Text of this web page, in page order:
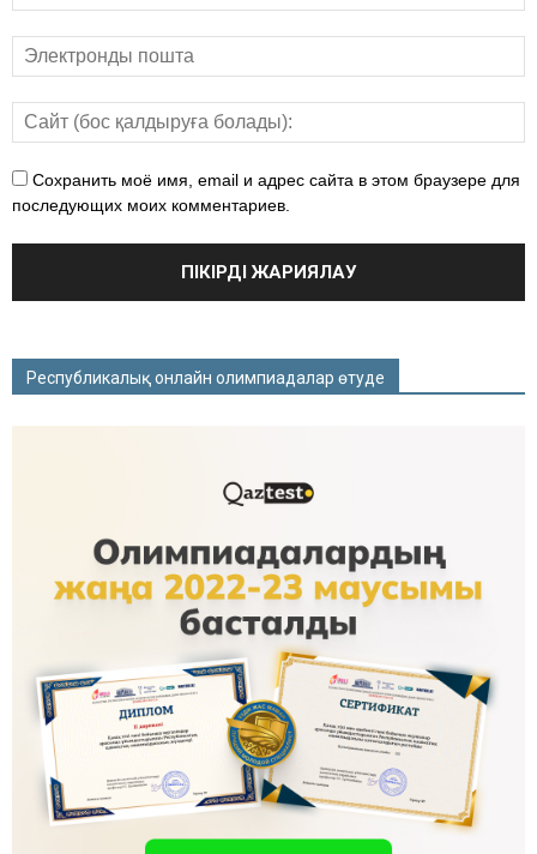
Сохранить моё имя, email и адрес сайта в этом браузере для
последующих моих комментариев.
Республикалық онлайн олимпиадалар өтуде